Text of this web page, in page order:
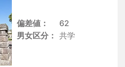
偏差値
62
男女区分
共学